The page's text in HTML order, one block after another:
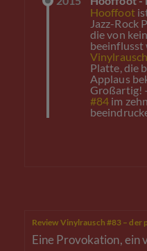
Hooffoot
Jazz-Rock
die von
beeinflusst
Platte, die
Applaus
Großartig!
#84 im
Review Vinylrausch #83 – der
Eine Provokation, ein